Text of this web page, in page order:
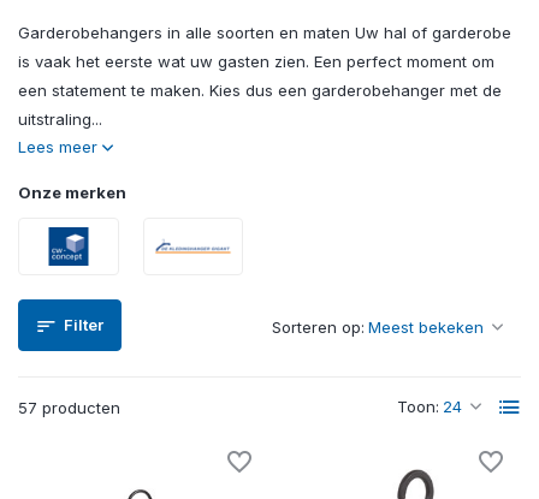
Garderobehangers in alle soorten en maten Uw hal of garderobe
is vaak het eerste wat uw gasten zien. Een perfect moment om
een statement te maken. Kies dus een garderobehanger met de
uitstraling...
Lees meer
Onze merken
Filter
57 producten Toon:
Sorteren op: